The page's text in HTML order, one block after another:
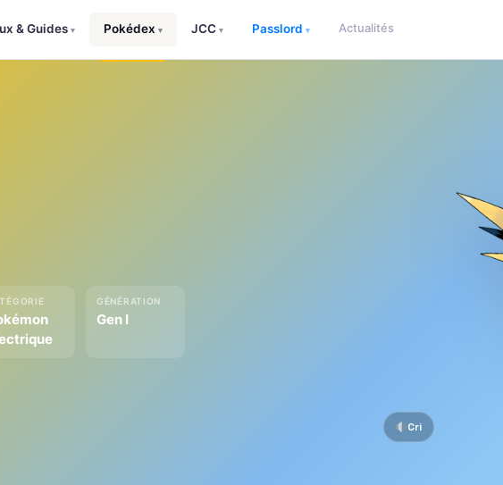
& Guides ▾ Pokédex ▾ JCC ▾ Passlord ▾ Actualités
GÉNÉRATION
Gen I
Cri